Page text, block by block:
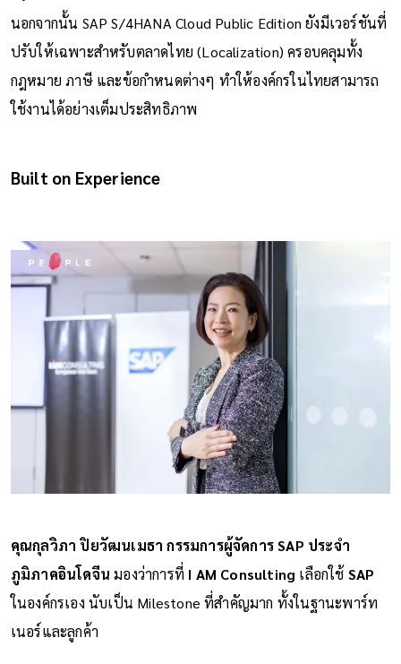
นอกจากนั้น SAP S/4HANA Cloud Public Edition ยังมีเวอร์ชันที่
ปรับให้เฉพาะสำหรับตลาดไทย (Localization) ครอบคลุมทั้ง
กฎหมาย ภาษี และข้อกำหนดต่างๆ ทำให้องค์กรในไทยสามารถ
ใช้งานได้อย่างเต็มประสิทธิภาพ
Built on Experience
คุณกุลวิภา ปิยวัฒนเมธา กรรมการผู้จัดการ SAP ประจำ
ภูมิภาคอินโดจีน มองว่าการที่ I AM Consulting เลือกใช้ SAP
ในองค์กรเอง นับเป็น Milestone ที่สำคัญมาก ทั้งในฐานะพาร์ท
เนอร์และลูกค้า